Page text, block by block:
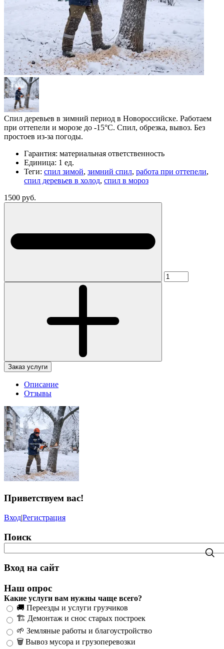
Спил деревьев в зимний период в Новороссийске. Работаем
при оттепели и морозе до -15°C. Спил, обрезка, вывоз. Без
простоев из-за погоды.
Гарантия: материальная ответственность
Единица: 1 ед.
Теги: спил зимой, зимний спил, работа при оттепели,
спил деревьев в холод, спил в мороз
1500 руб.
Заказ услуги
Описание
Отзывы
Приветствуем вас!
Вход|Регистрация
Поиск
Вход на сайт
Наш опрос
Какие услуги вам нужны чаще всего?
🚚 Переезды и услуги грузчиков
🏗️ Демонтаж и снос старых построек
🌱 Земляные работы и благоустройство
🗑️ Вывоз мусора и грузоперевозки